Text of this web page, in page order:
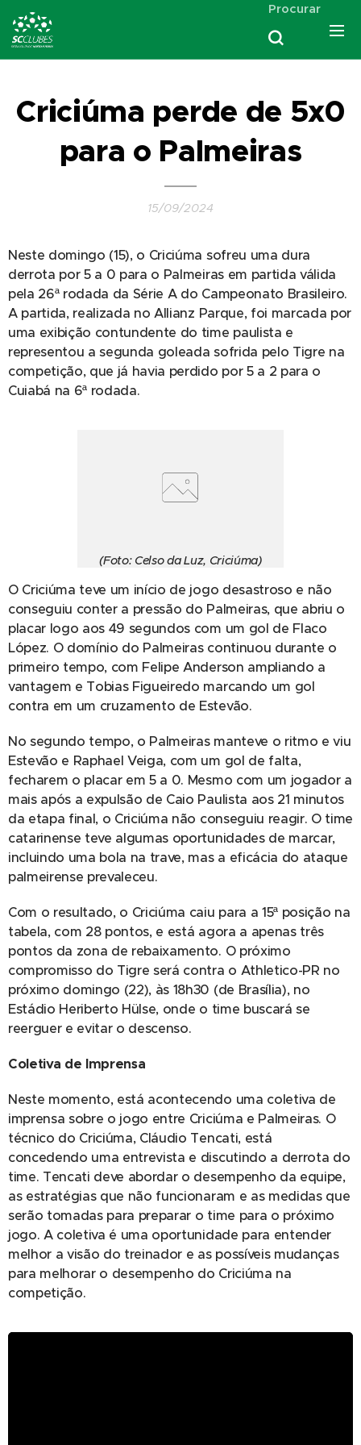
Procurar
Criciúma perde de 5x0
para o Palmeiras
15/09/2024
Neste domingo (15), o Criciúma sofreu uma dura
derrota por 5 a 0 para o Palmeiras em partida válida
pela 26ª rodada da Série A do Campeonato Brasileiro.
A partida, realizada no Allianz Parque, foi marcada por
uma exibição contundente do time paulista e
representou a segunda goleada sofrida pelo Tigre na
competição, que já havia perdido por 5 a 2 para o
Cuiabá na 6ª rodada.
(Foto: Celso da Luz, Criciúma)
O Criciúma teve um início de jogo desastroso e não
conseguiu conter a pressão do Palmeiras, que abriu o
placar logo aos 49 segundos com um gol de Flaco
López. O domínio do Palmeiras continuou durante o
primeiro tempo, com Felipe Anderson ampliando a
vantagem e Tobias Figueiredo marcando um gol
contra em um cruzamento de Estevão.
No segundo tempo, o Palmeiras manteve o ritmo e viu
Estevão e Raphael Veiga, com um gol de falta,
fecharem o placar em 5 a 0. Mesmo com um jogador a
mais após a expulsão de Caio Paulista aos 21 minutos
da etapa final, o Criciúma não conseguiu reagir. O time
catarinense teve algumas oportunidades de marcar,
incluindo uma bola na trave, mas a eficácia do ataque
palmeirense prevaleceu.
Com o resultado, o Criciúma caiu para a 15ª posição na
tabela, com 28 pontos, e está agora a apenas três
pontos da zona de rebaixamento. O próximo
compromisso do Tigre será contra o Athletico-PR no
próximo domingo (22), às 18h30 (de Brasília), no
Estádio Heriberto Hülse, onde o time buscará se
reerguer e evitar o descenso.
Coletiva de Imprensa
Neste momento, está acontecendo uma coletiva de
imprensa sobre o jogo entre Criciúma e Palmeiras. O
técnico do Criciúma, Cláudio Tencati, está
concedendo uma entrevista e discutindo a derrota do
time. Tencati deve abordar o desempenho da equipe,
as estratégias que não funcionaram e as medidas que
serão tomadas para preparar o time para o próximo
jogo. A coletiva é uma oportunidade para entender
melhor a visão do treinador e as possíveis mudanças
para melhorar o desempenho do Criciúma na
competição.